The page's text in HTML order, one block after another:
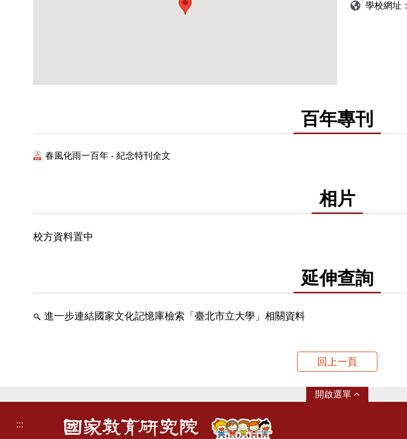
學校網址：
百年專刊
春風化雨一百年 - 紀念特刊全文
相片
校方資料置中
延伸查詢
進一步連結國家文化記憶庫檢索「臺北市立大學」相關資料
回上一頁
選單
:::